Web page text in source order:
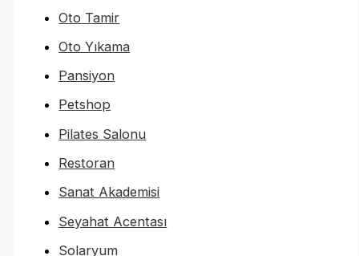
Oto Tamir
Oto Yıkama
Pansiyon
Petshop
Pilates Salonu
Restoran
Sanat Akademisi
Seyahat Acentası
Solaryum